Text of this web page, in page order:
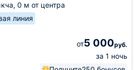
0 м от центра
линия
от5 000руб.
за 1 ночь